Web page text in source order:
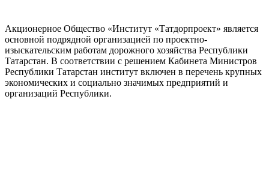
Акционерное Общество «Институт «Татдорпроект» является
основной подрядной организацией по проектно-
изыскательским работам дорожного хозяйства Республики
Татарстан. В соответствии с решением Кабинета Министров
Республики Татарстан институт включен в перечень крупных
экономических и социально значимых предприятий и
организаций Республики.